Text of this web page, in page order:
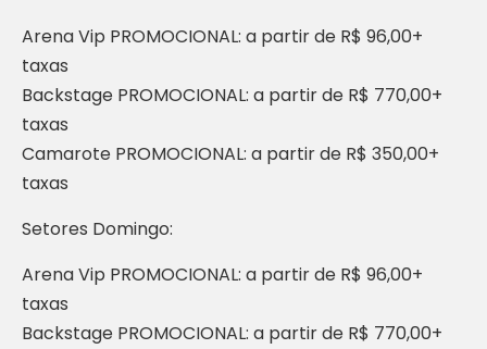
Arena Vip PROMOCIONAL: a partir de R$ 96,00+
taxas
Backstage PROMOCIONAL: a partir de R$ 770,00+
taxas
Camarote PROMOCIONAL: a partir de R$ 350,00+
taxas
Setores Domingo:
Arena Vip PROMOCIONAL: a partir de R$ 96,00+
taxas
Backstage PROMOCIONAL: a partir de R$ 770,00+